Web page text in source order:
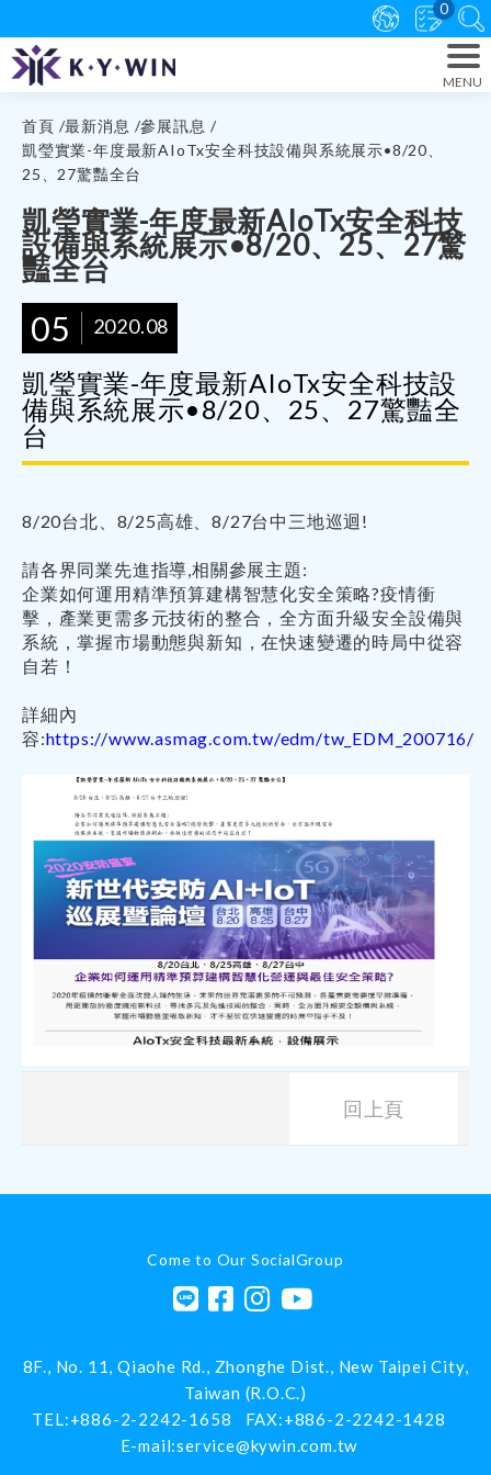
0
首頁 最新消息
參展訊息
凱瑩實業-年度最新AIoTx安全科技設備與系統展示•8/20、
25、27驚豔全台
凱瑩實業-年度最新AIoTx安全科技
設備與系統展示•8/20、25、27驚
豔全台
05 2020.08
凱瑩實業-年度最新AIoTx安全科技設
備與系統展示•8/20、25、27驚豔全
台
8/20台北、8/25高雄、8/27台中三地巡迴!
請各界同業先進指導,相關參展主題:
企業如何運用精準預算建構智慧化安全策略?疫情衝
擊，產業更需多元技術的整合，全方面升級安全設備與
系統，掌握市場動態與新知，在快速變遷的時局中從容
自若！
詳細內
容:https://www.asmag.com.tw/edm/tw_EDM_200716/
回上頁
Come to Our SocialGroup
8F., No. 11, Qiaohe Rd., Zhonghe Dist., New Taipei City,
Taiwan (R.O.C.)
TEL:+886-2-2242-1658 FAX:+886-2-2242-1428
E-mail:service@kywin.com.tw